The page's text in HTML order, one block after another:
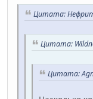
Цитата:
Цитата:
Цитата: